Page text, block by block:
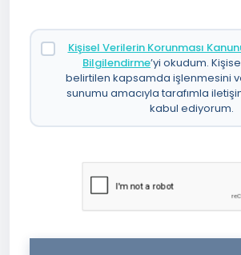
Kişisel Verilerin Korunması
Bilgilendirme’yi okudum.
belirtilen kapsamda işlenmesini
sunumu amacıyla tarafımla
kabul ediyorum.